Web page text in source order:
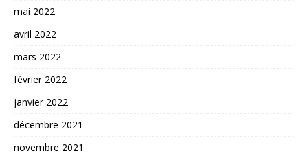
mai 2022
avril 2022
mars 2022
février 2022
janvier 2022
décembre 2021
novembre 2021